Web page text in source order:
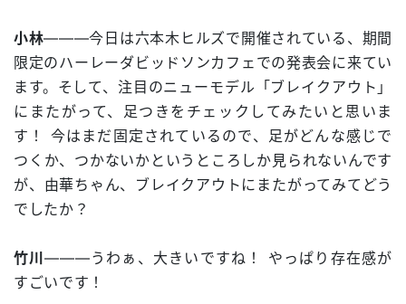
小林―――今日は六本木ヒルズで開催されている、期間
限定のハーレーダビッドソンカフェでの発表会に来てい
ます。そして、注目のニューモデル「ブレイクアウト」
にまたがって、足つきをチェックしてみたいと思いま
す！ 今はまだ固定されているので、足がどんな感じで
つくか、つかないかというところしか見られないんです
が、由華ちゃん、ブレイクアウトにまたがってみてどう
でしたか？
竹川―――うわぁ、大きいですね！ やっぱり存在感が
すごいです！